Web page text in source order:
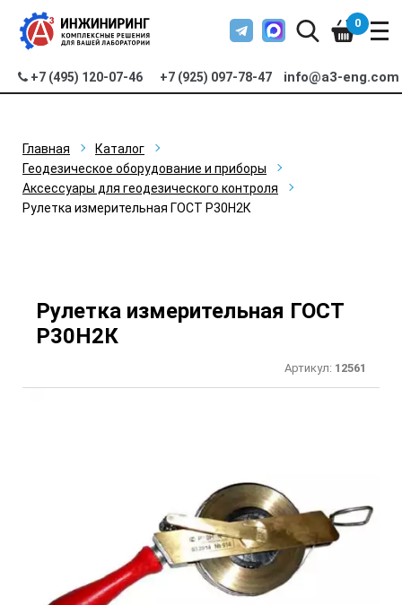
+7 (495) 120-07-46 +7 (925) 097-78-47 info@a3-eng.com
0
Главная
Каталог
Геодезическое оборудование и приборы
Аксессуары для геодезического контроля
Рулетка измерительная ГОСТ Р30Н2К
Рулетка измерительная ГОСТ
Р30Н2К
Артикул: 12561